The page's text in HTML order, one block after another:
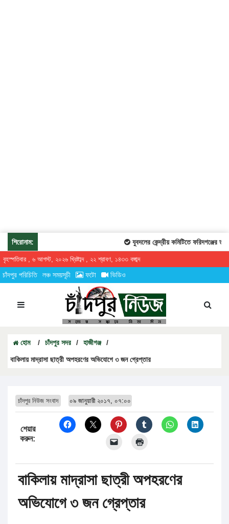
শিরোনাম: যুবদলের কেন্দ্রীয় কমিটিতে ফরিদগঞ্জের
বৃহস্পতিবার , ৬ আগস্ট, ২০২৬ খ্রিষ্টাব্দ , ২২ শ্রাবণ, ১৪৩৩ বঙ্গাব্দ
চাঁদপুর পরিচিতি লঞ্চ সময়সূচী ফটো ভিডিও
হোম / চাঁদপুর সদর / হাজীগঞ্জ /
বাকিলায় মাদ্রাসা ছাত্রী অপহরণের অভিযোগে ৩ জন গ্রেপ্তার
চাঁদপুর নিউজ সংবাদ ০৯ জানুয়ারী ২০১৭, ০৭:০০
শেয়ার
করুন:
বাকিলায় মাদ্রাসা ছাত্রী অপহরণের
অভিযোগে ৩ জন গ্রেপ্তার